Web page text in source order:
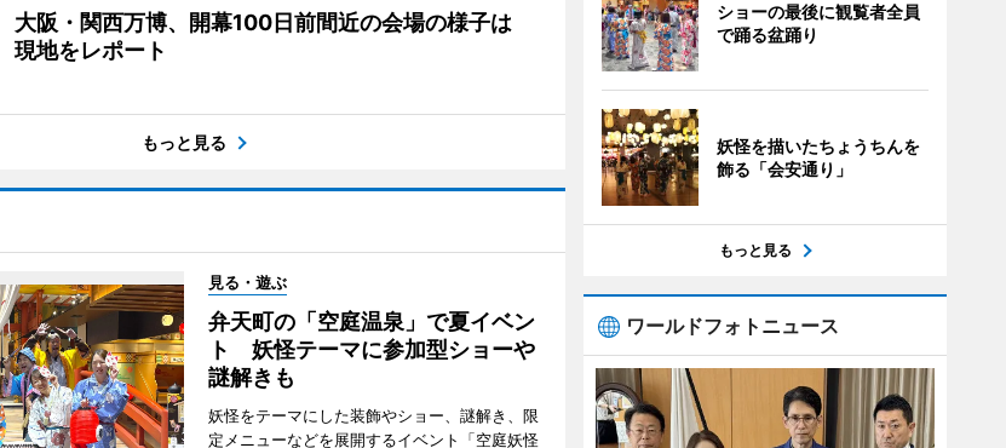
大阪・関西万博、開幕100日前間近の会場の様子は
現地をレポート
もっと見る
見る・遊ぶ
弁天町の「空庭温泉」で夏イベン
ト 妖怪テーマに参加型ショーや
謎解きも
妖怪をテーマにした装飾やショー、謎解き、限
定メニューなどを展開するイベント「空庭妖怪
ショーの最後に観覧者全員
で踊る盆踊り
妖怪を描いたちょうちんを
飾る「会安通り」
もっと見る
ワールドフォトニュース